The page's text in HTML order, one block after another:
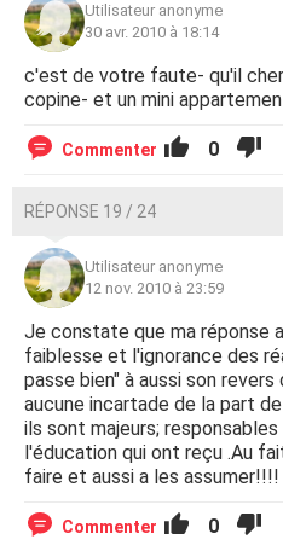
Utilisateur anonyme
30 avr. 2010 à 18:14
c'est de votre faute- qu'il
copine- et un mini
Commenter 0
RÉPONSE 19 / 24
Utilisateur anonyme
12 nov. 2010 à 23:59
Je constate que ma réponse
faiblesse et l'ignorance des
passe bien" à aussi son
aucune incartade de la part
ils sont majeurs;
l'éducation qui ont reçu .Au
faire et aussi a les assumer!!!!
Commenter 0